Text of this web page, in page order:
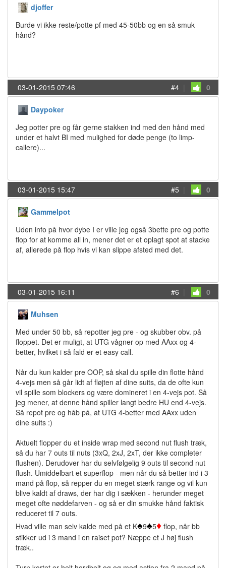
djoffer
Burde vi ikke reste/potte pf med 45-50bb og en så smuk
hånd?
03-01-2015 07:46 #4 | 0
Daypoker
Jeg potter pre og får gerne stakken ind med den hånd med
under et halvt BI med mulighed for døde penge (to limp-
callere)...
03-01-2015 15:47 #5 | 0
Gammelpot
Uden info på hvor dybe I er ville jeg også 3bette pre og potte
flop for at komme all in, mener det er et oplagt spot at stacke
af, allerede på flop hvis vi kan slippe afsted med det.
03-01-2015 16:11 #6 | 0
Muhsen
Med under 50 bb, så repotter jeg pre - og skubber obv. på
floppet. Det er muligt, at UTG vågner op med AAxx og 4-
better, hvilket i så fald er et easy call.
Når du kun kalder pre OOP, så skal du spille din flotte hånd
4-vejs men så går lidt af fløjten af dine suits, da de ofte kun
vil spille som blockers og være domineret i en 4-vejs pot. Så
jeg mener, at denne hånd spiller langt bedre HU end 4-vejs.
Så repot pre og håb på, at UTG 4-better med AAxx uden
dine suits :)
Aktuelt flopper du et inside wrap med second nut flush træk,
så du har 7 outs til nuts (3xQ, 2xJ, 2xT, der ikke completer
flushen). Derudover har du selvfølgelig 9 outs til second nut
flush. Umiddelbart et superflop - men når du så better ind i 3
mand på flop, så repper du en meget stærk range og vil kun
blive kaldt af draws, der har dig i sækken - herunder meget
meget ofte nøddefarven - og så er din smukke hånd faktisk
reduceret til 7 outs.
Hvad ville man selv kalde med på et K♠9♠5♦ flop, når bb
stikker ud i 3 mand i en raiset pot? Næppe et J høj flush
træk..